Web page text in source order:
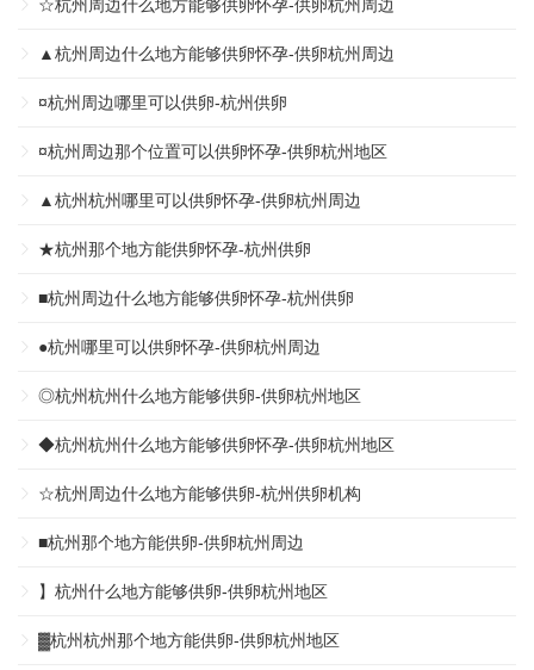
☆杭州周边什么地方能够供卵怀孕-供卵杭州周边
▲杭州周边什么地方能够供卵怀孕-供卵杭州周边
¤杭州周边哪里可以供卵-杭州供卵
¤杭州周边那个位置可以供卵怀孕-供卵杭州地区
▲杭州杭州哪里可以供卵怀孕-供卵杭州周边
★杭州那个地方能供卵怀孕-杭州供卵
■杭州周边什么地方能够供卵怀孕-杭州供卵
●杭州哪里可以供卵怀孕-供卵杭州周边
◎杭州杭州什么地方能够供卵-供卵杭州地区
◆杭州杭州什么地方能够供卵怀孕-供卵杭州地区
☆杭州周边什么地方能够供卵-杭州供卵机构
■杭州那个地方能供卵-供卵杭州周边
】杭州什么地方能够供卵-供卵杭州地区
▓杭州杭州那个地方能供卵-供卵杭州地区